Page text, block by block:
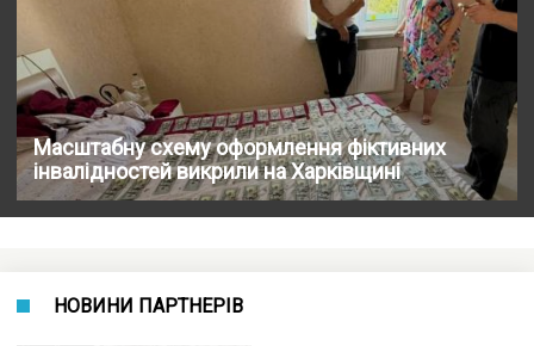
Масштабну схему оформлення фіктивних
інвалідностей викрили на Харківщині
НОВИНИ ПАРТНЕРІВ